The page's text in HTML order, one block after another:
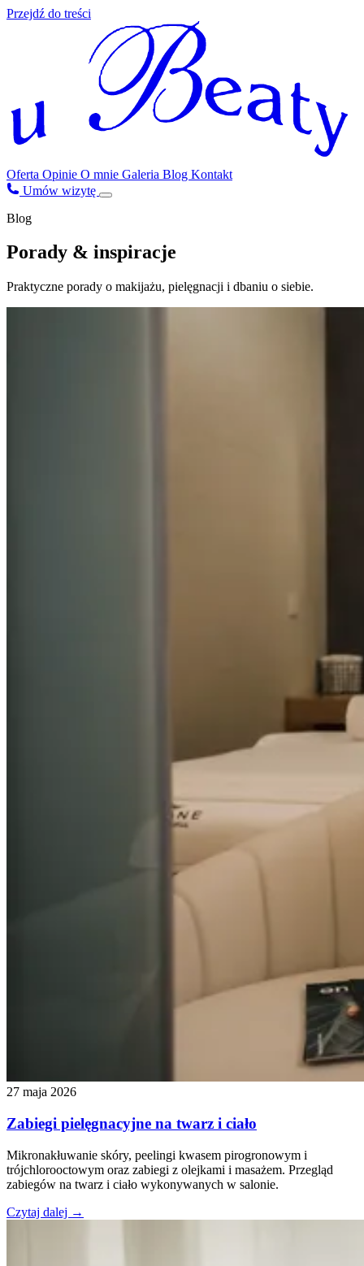
Przejdź do treści
Oferta Opinie O mnie Galeria Blog Kontakt
Umów wizytę
Blog
Porady & inspiracje
Praktyczne porady o makijażu, pielęgnacji i dbaniu o siebie.
27 maja 2026
Zabiegi pielęgnacyjne na twarz i ciało
Mikronakłuwanie skóry, peelingi kwasem pirogronowym i
trójchlorooctowym oraz zabiegi z olejkami i masażem. Przegląd
zabiegów na twarz i ciało wykonywanych w salonie.
Czytaj dalej →